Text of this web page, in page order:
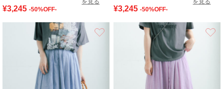
¥3,245 -50%OFF-
¥3,245 -50%OFF-
お気に入り